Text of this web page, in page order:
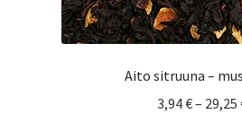
Aito sitruuna –
3,94€– 29,25